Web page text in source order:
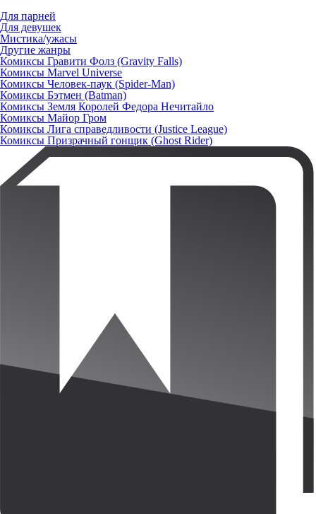
Для парней
Для девушек
Мистика/ужасы
Другие жанры
Комиксы Гравити Фолз (Gravity Falls)
Комиксы Marvel Universe
Комиксы Человек-паук (Spider-Man)
Комиксы Бэтмен (Batman)
Комиксы Земля Королей Федора Нечитайло
Комиксы Майор Гром
Комиксы Лига справедливости (Justice League)
Комиксы Призрачный гонщик (Ghost Rider)